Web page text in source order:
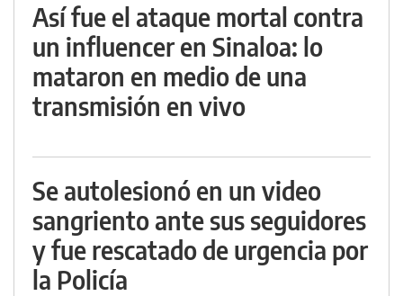
Así fue el ataque mortal contra
un influencer en Sinaloa: lo
mataron en medio de una
transmisión en vivo
Se autolesionó en un video
sangriento ante sus seguidores
y fue rescatado de urgencia por
la Policía